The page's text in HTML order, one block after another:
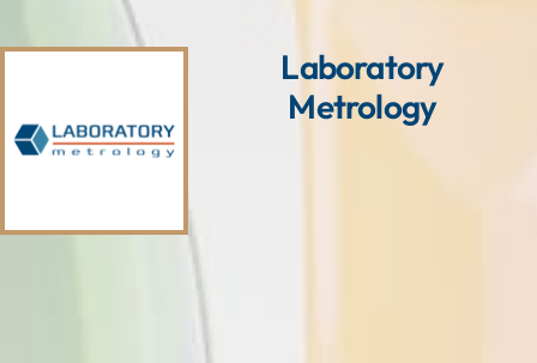
Laboratory
Metrology